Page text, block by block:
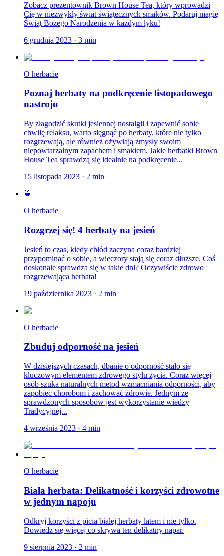
Zobacz prezentownik Brown House Tea, który wprowadzi
Cię w niezwykły świat świątecznych smaków. Podaruj magię
Świąt Bożego Narodzenia w każdym łyku!
6 grudnia 2023 · 3 min
O herbacie
Poznaj herbaty na podkręcenie listopadowego
nastroju
By złagodzić skutki jesiennej nostalgii i zapewnić sobie
chwilę relaksu, warto sięgnąć po herbaty, które nie tylko
rozgrzewają, ale również ożywiają zmysły swoim
niepowtarzalnym zapachem i smakiem. Jakie herbatki Brown
House Tea sprawdzą się idealnie na podkręcenie...
15 listopada 2023 · 2 min
🍵
O herbacie
Rozgrzej się! 4 herbaty na jesień
Jesień to czas, kiedy chłód zaczyna coraz bardziej
przypominać o sobie, a wieczory stają się coraz dłuższe. Coś
doskonale sprawdza się w takie dni? Oczywiście zdrowo
rozgrzewająca herbata!
19 października 2023 · 2 min
O herbacie
Zbuduj odporność na jesień
W dzisiejszych czasach, dbanie o odporność stało się
kluczowym elementem zdrowego stylu życia. Coraz więcej
osób szuka naturalnych metod wzmacniania odporności, aby
zapobiec chorobom i zachować zdrowie. Jednym ze
sprawdzonych sposobów jest wykorzystanie wiedzy
Tradycyjnej...
4 września 2023 · 4 min
O herbacie
Biała herbata: Delikatność i korzyści zdrowotne
w jednym napoju
Odkryj korzyści z picia białej herbaty latem i nie tylko.
Dowiedz się więcej co skrywa ten delikatny napar.
9 sierpnia 2023 · 2 min